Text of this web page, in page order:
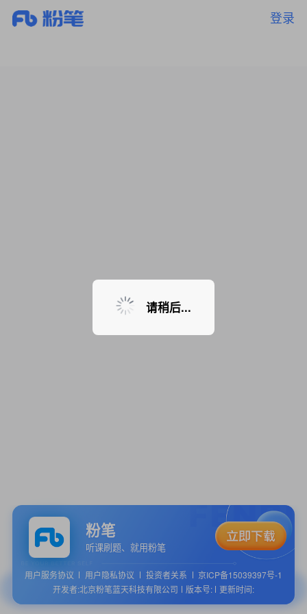
登录
暂无课程，敬请期待
粉笔
听课刷题、就用粉笔
用户服务协议 用户隐私协议 投资者关系
京ICP备15039397号-1
开发者:北京粉笔蓝天科技有限公司
版本号: 更新时间:
请稍后...